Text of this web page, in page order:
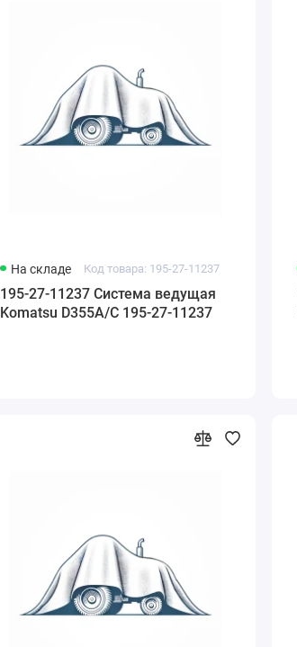
На складе Код товара: 195-27-11237
195-27-11237 Система ведущая
Komatsu D355A/C 195-27-11237